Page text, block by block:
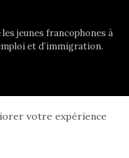
jeunes francophones à
et d’immigration.
©
votre expérience